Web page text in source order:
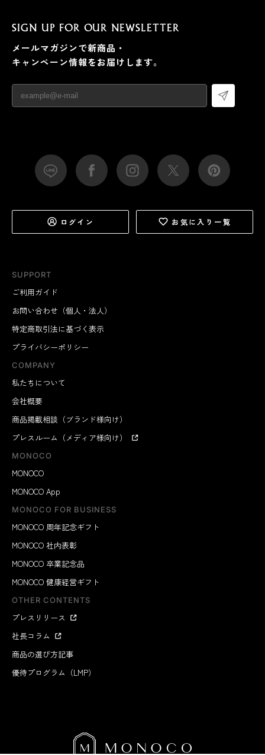
SUPPORT
ご利用ガイド
お問い合わせ（個人・法人）
特定商取引法に基づく表示
プライバシーポリシー
COMPANY
私たちについて
会社概要
商品掲載相談（ブランド様向け）
プレスルーム（メディア様向け）
MONOCO
MONOCO
MONOCO App
MONOCO FOR BUSINESS
MONOCO 周年記念ギフト
MONOCO 社内表彰
MONOCO 卒業記念品
MONOCO 健康経営ギフト
OTHER CONTENTS
プレスリリース
社長コラム
商品の選び方記事
優待プログラム（LMP）
SIGN UP FOR OUR NEWSLETTER
メールマガジンで新商品・
キャンペーン情報をお届けします。
ログイン お気に入り一覧